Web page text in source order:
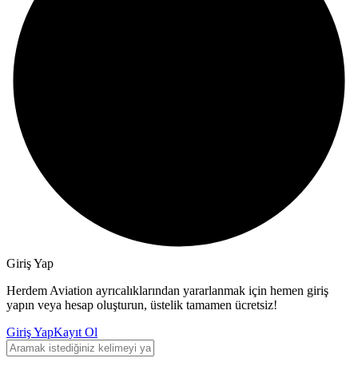
Giriş Yap
Herdem Aviation ayrıcalıklarından yararlanmak için hemen giriş
yapın veya hesap oluşturun, üstelik tamamen ücretsiz!
Giriş YapKayıt Ol